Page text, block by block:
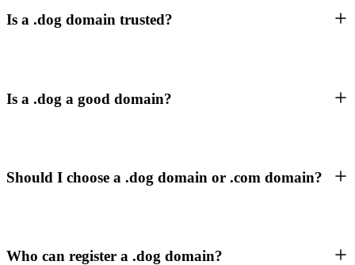
Is a .dog domain trusted?
Is a .dog a good domain?
Should I choose a .dog domain or .com domain?
Who can register a .dog domain?